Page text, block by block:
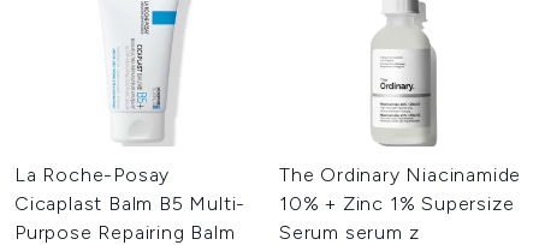
La Roche-Posay
Cicaplast Balm B5 Multi-
Purpose Repairing Balm
The Ordinary Niacinamide
10% + Zinc 1% Supersize
Serum serum z